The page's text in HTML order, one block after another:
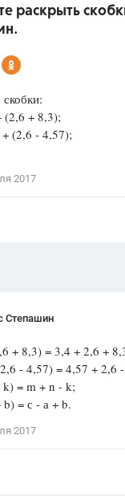
раскрыть
(2,6 + 8,3);
+ (2,6 - 4,57);
2017
Степашин
+ 8,3) = 3,4 + 2,6 +
- 4,57) = 4,57 + 2,6
k) = m + n - k;
b) = с - а + b.
2017